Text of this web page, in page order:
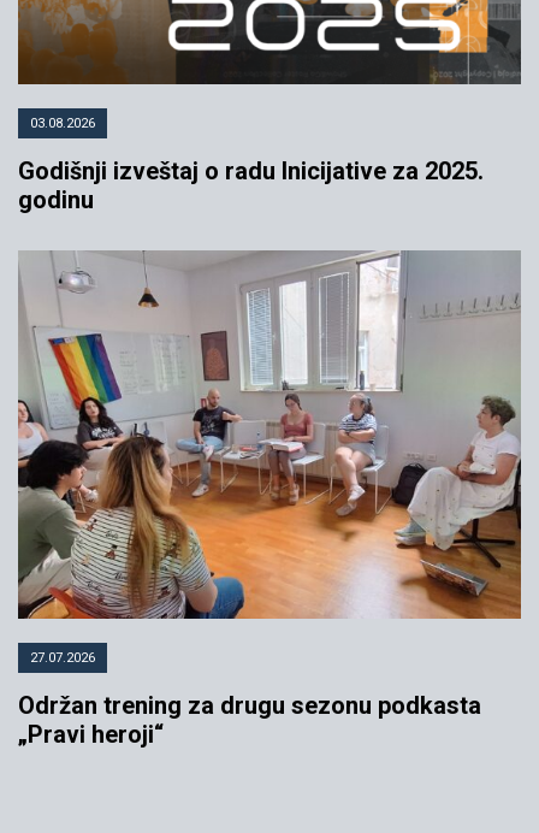
03.08.2026
Godišnji izveštaj o radu Inicijative za 2025.
godinu
27.07.2026
Održan trening za drugu sezonu podkasta
„Pravi heroji“